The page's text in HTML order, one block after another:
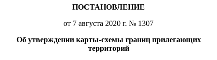
ПОСТАНОВЛЕНИЕ
от 7 августа 2020 г. № 1307
Об утверждении карты-схемы границ прилегающих
территорий